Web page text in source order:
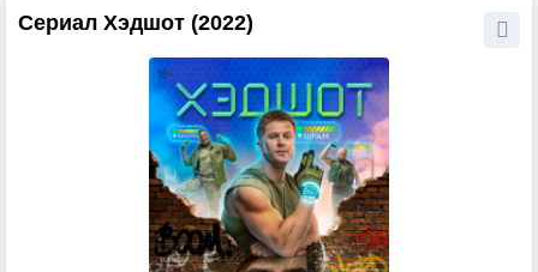
Сериал Хэдшот (2022)